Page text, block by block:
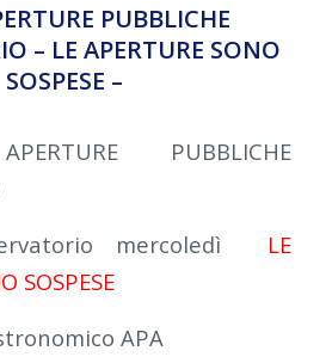
PUBBLICHE
– LE APERTURE SONO
SOSPESE –
PUBBLICHE
mercoledì
LE
SOSPESE
APA